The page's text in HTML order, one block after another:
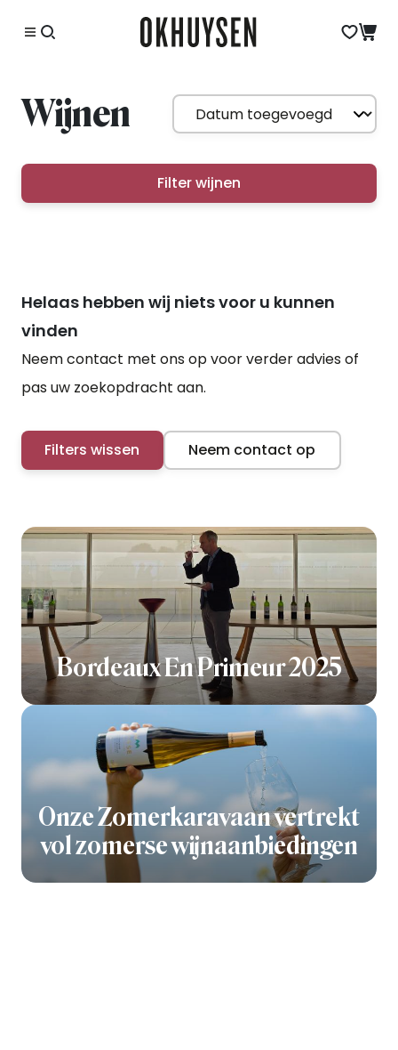
Wijnen
Filter wijnen
Helaas hebben wij niets voor u kunnen
vinden
Neem contact met ons op voor verder advies of
pas uw zoekopdracht aan.
Filters wissen Neem contact op
Bordeaux En Primeur 2025
Onze Zomerkaravaan vertrekt
vol zomerse wijnaanbiedingen